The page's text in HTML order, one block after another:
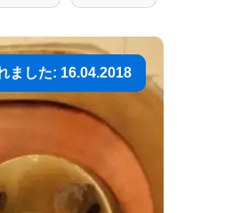
ました: 16.04.2018